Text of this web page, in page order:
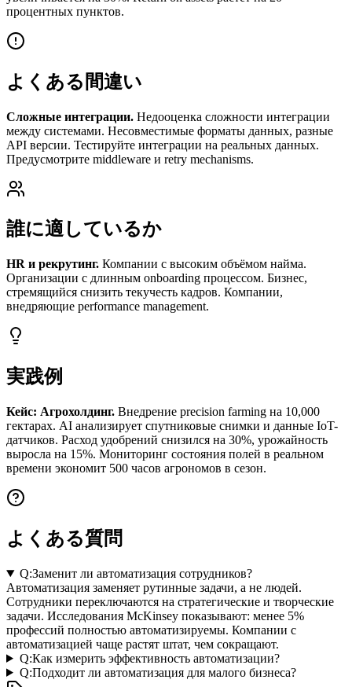
процентных пунктов.
よくある間違い
Сложные интеграции. Недооценка сложности интеграции
между системами. Несовместимые форматы данных, разные
API версии. Тестируйте интеграции на реальных данных.
Предусмотрите middleware и retry mechanisms.
誰に適しているか
HR и рекрутинг. Компании с высоким объёмом найма.
Организации с длинным onboarding процессом. Бизнес,
стремящийся снизить текучесть кадров. Компании,
внедряющие performance management.
実践例
Кейс: Агрохолдинг. Внедрение precision farming на 10,000
гектарах. AI анализирует спутниковые снимки и данные IoT-
датчиков. Расход удобрений снизился на 30%, урожайность
выросла на 15%. Мониторинг состояния полей в реальном
времени экономит 500 часов агрономов в сезон.
よくある質問
Q:Заменит ли автоматизация сотрудников?
Автоматизация заменяет рутинные задачи, а не людей.
Сотрудники переключаются на стратегические и творческие
задачи. Исследования McKinsey показывают: менее 5%
профессий полностью автоматизируемы. Компании с
автоматизацией чаще растят штат, чем сокращают.
Q:Как измерить эффективность автоматизации?
Q:Подходит ли автоматизация для малого бизнеса?